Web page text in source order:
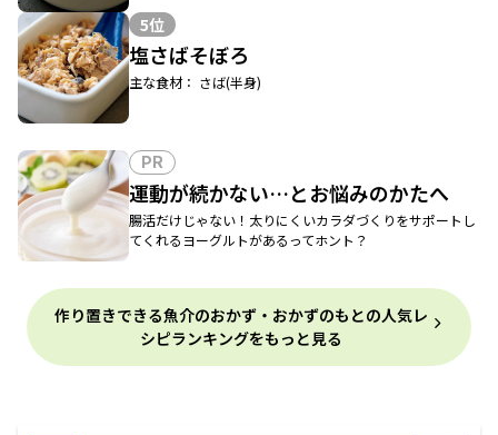
5位
塩さばそぼろ
主な食材： さば(半身)
PR
運動が続かない…とお悩みのかたへ
腸活だけじゃない！太りにくいカラダづくりをサポートし
てくれるヨーグルトがあるってホント？
作り置きできる魚介のおかず・おかずのもとの人気レ
シピランキングをもっと見る